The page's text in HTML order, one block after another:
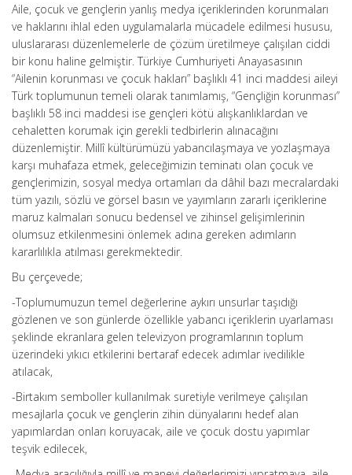
Aile, çocuk ve gençlerin yanlış medya içeriklerinden korunmaları
ve haklarını ihlal eden uygulamalarla mücadele edilmesi hususu,
uluslararası düzenlemelerle de çözüm üretilmeye çalışılan ciddi
bir konu haline gelmiştir. Türkiye Cumhuriyeti Anayasasının
“Ailenin korunması ve çocuk hakları” başlıklı 41 inci maddesi aileyi
Türk toplumunun temeli olarak tanımlamış, “Gençliğin korunması”
başlıklı 58 inci maddesi ise gençleri kötü alışkanlıklardan ve
cehaletten korumak için gerekli tedbirlerin alınacağını
düzenlemiştir. Millî kültürümüzü yabancılaşmaya ve yozlaşmaya
karşı muhafaza etmek, geleceğimizin teminatı olan çocuk ve
gençlerimizin, sosyal medya ortamları da dâhil bazı mecralardaki
tüm yazılı, sözlü ve görsel basın ve yayımların zararlı içeriklerine
maruz kalmaları sonucu bedensel ve zihinsel gelişimlerinin
olumsuz etkilenmesini önlemek adına gereken adımların
kararlılıkla atılması gerekmektedir.
Bu çerçevede;
-Toplumumuzun temel değerlerine aykırı unsurlar taşıdığı
gözlenen ve son günlerde özellikle yabancı içeriklerin uyarlaması
şeklinde ekranlara gelen televizyon programlarının toplum
üzerindeki yıkıcı etkilerini bertaraf edecek adımlar ivedilikle
atılacak,
-Birtakım semboller kullanılmak suretiyle verilmeye çalışılan
mesajlarla çocuk ve gençlerin zihin dünyalarını hedef alan
yapımlardan onları koruyacak, aile ve çocuk dostu yapımlar
teşvik edilecek,